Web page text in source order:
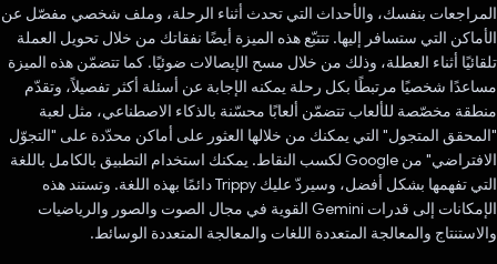
المراجعات بنفسك، والأحداث التي تحدث أثناء الرحلة، وملف شخصي مفصّل عن
الأماكن التي ستسافر إليها. تتتبّع هذه الميزة أيضًا نفقاتك من خلال تحويل العملة
تلقائيًا أثناء العطلة، وذلك من خلال مسح الإيصالات ضوئيًا. كما تتضمّن هذه الميزة
مساعدًا شخصيًا مرتبطًا بكل رحلة يمكنه الإجابة عن أسئلة أكثر تفصيلاً، وتقدّم
منطقة مخصّصة للألعاب تتضمّن ألعابًا محسّنة بالذكاء الاصطناعي، مثل لعبة
"المحقق المتجول" التي يمكنك من خلالها العثور على أماكن محدّدة على "التجوّل
الافتراضي" من Google لكسب النقاط. يمكنك استخدام التطبيق بالكامل باللغة
التي تفهمها بشكل أفضل، وسيردّ عليك Trippy دائمًا بهذه اللغة. وتستند هذه
الإمكانات إلى قدرات Gemini القوية في مجال الصوت والصور والرياضيات
والاستنتاج والمعالجة المتعددة اللغات والمعالجة المتعددة الوسائط.